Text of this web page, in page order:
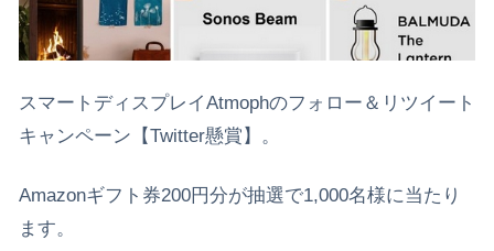
スマートディスプレイAtmophのフォロー＆リツイート
キャンペーン【Twitter懸賞】。
Amazonギフト券200円分が抽選で1,000名様に当たり
ます。